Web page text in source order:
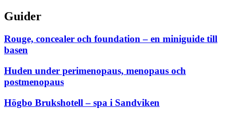
Guider
Rouge, concealer och foundation – en miniguide till
basen
Huden under perimenopaus, menopaus och
postmenopaus
Högbo Brukshotell – spa i Sandviken